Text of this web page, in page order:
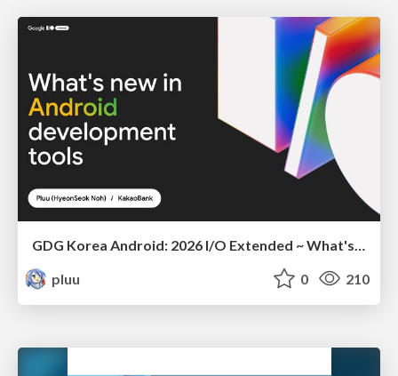
pluu
0 210